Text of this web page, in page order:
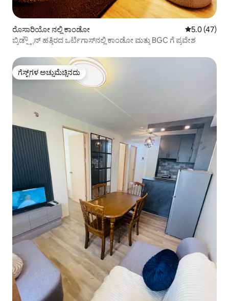
ರೊಸಾರಿಯೋ ನಲ್ಲಿ ಕಾಂಡೋ 5 ರಲ್ಲಿ 5.0
5.0 (47)
ಬ್ರಿಡ್ಜ್ಟೌನ್ ಹತ್ತಿರದ ಒರ್ಟಿಗಾಸ್‌ನಲ್ಲಿ ಕಾಂಡೋ ಮತ್ತು BGC ಗೆ ಪ್ರವೇಶ
ಗೆಸ್ಟ್‌ಗಳ ಅಚ್ಚುಮೆಚ್ಚಿನದು
ಗೆಸ್ಟ್‌ಗಳ ಅಚ್ಚುಮೆಚ್ಚಿನದು